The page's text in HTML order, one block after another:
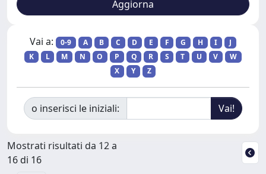
Vai a: 0-9 A B C D E F G H I
J
K
L M N O P Q R S T U V
W
X
Y Z
o inserisci le iniziali:
Mostrati risultati da 12 a
16 di 16